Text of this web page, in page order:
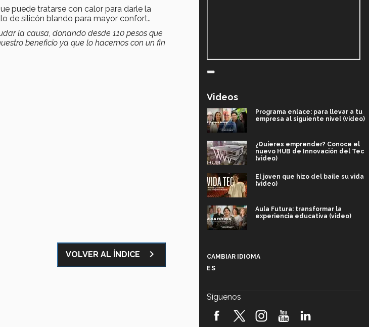
puede tratarse con calor para darle la
de silicón blando para mayor confort..
la causa, donando desde 110 pesos que
beneficio ya que lo hacemos con un fin
VOLVER AL ÍNDICE navigate_next
Videos
Programa enlace: para llevar a tu
empresa al siguiente nivel (video)
¿Quieres emprender? Conoce el
nuevo HUB de Innovación del Tec
(video)
El joven que hizo del baile su vida
(video)
Aula Futura: transformar la
experiencia educativa (video)
robótica FIRST 2026! (video)
CAMBIAR IDIOMA
ES
Síguenos